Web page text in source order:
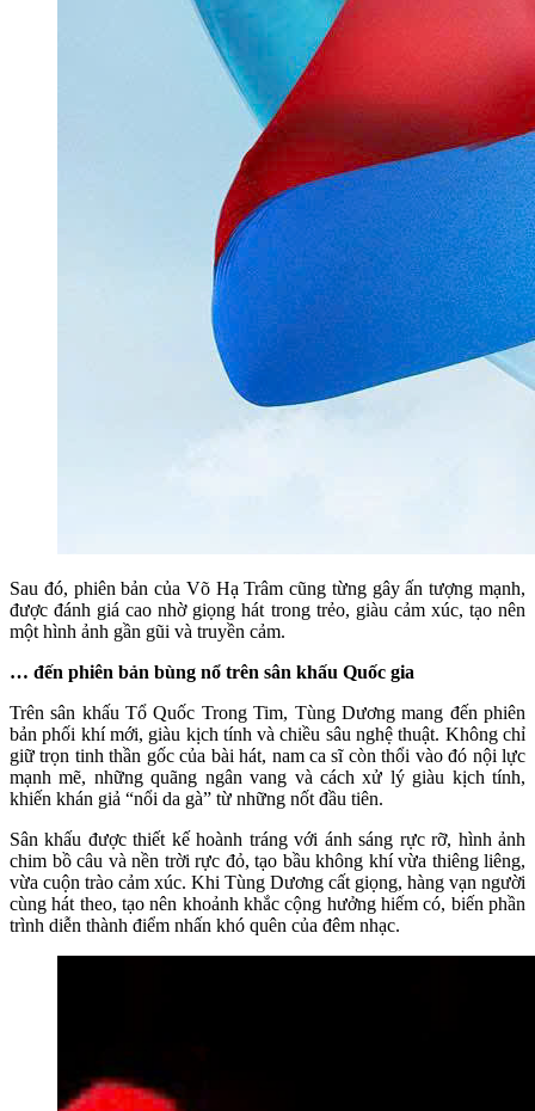
Sau đó, phiên bản của Võ Hạ Trâm cũng từng gây ấn tượng mạnh,
được đánh giá cao nhờ giọng hát trong trẻo, giàu cảm xúc, tạo nên
một hình ảnh gần gũi và truyền cảm.
… đến phiên bản bùng nổ trên sân khấu Quốc gia
Trên sân khấu Tổ Quốc Trong Tim, Tùng Dương mang đến phiên
bản phối khí mới, giàu kịch tính và chiều sâu nghệ thuật. Không chỉ
giữ trọn tinh thần gốc của bài hát, nam ca sĩ còn thổi vào đó nội lực
mạnh mẽ, những quãng ngân vang và cách xử lý giàu kịch tính,
khiến khán giả “nổi da gà” từ những nốt đầu tiên.
Sân khấu được thiết kế hoành tráng với ánh sáng rực rỡ, hình ảnh
chim bồ câu và nền trời rực đỏ, tạo bầu không khí vừa thiêng liêng,
vừa cuộn trào cảm xúc. Khi Tùng Dương cất giọng, hàng vạn người
cùng hát theo, tạo nên khoảnh khắc cộng hưởng hiếm có, biến phần
trình diễn thành điểm nhấn khó quên của đêm nhạc.